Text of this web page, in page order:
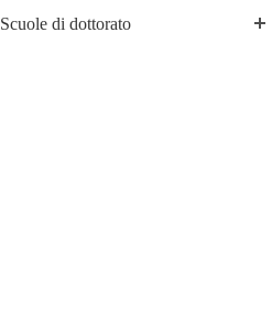
Scuole di dottorato